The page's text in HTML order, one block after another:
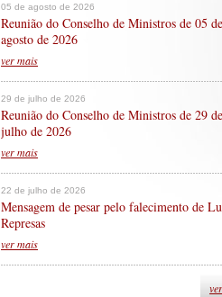
05 de agosto de 2026
Reunião do Conselho de Ministros de 05 de
agosto de 2026
ver mais
29 de julho de 2026
Reunião do Conselho de Ministros de 29 de
julho de 2026
ver mais
22 de julho de 2026
Mensagem de pesar pelo falecimento de
Represas
ver mais